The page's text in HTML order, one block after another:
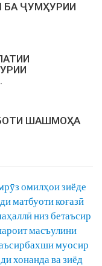
БА ҶУМҲУРИИ
ШАШМОҲА
омилҳои зиёде
матбуоти коғазӣ
низ бетаъсир
масъулини
муосир
хонанда ва зиёд